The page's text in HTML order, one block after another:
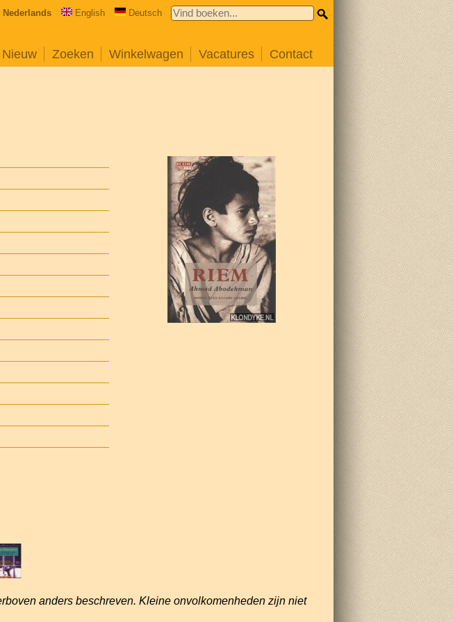
Nederlands English Deutsch
Nieuw Zoeken Winkelwagen Vacatures Contact
anders beschreven. Kleine onvolkomenheden zijn niet